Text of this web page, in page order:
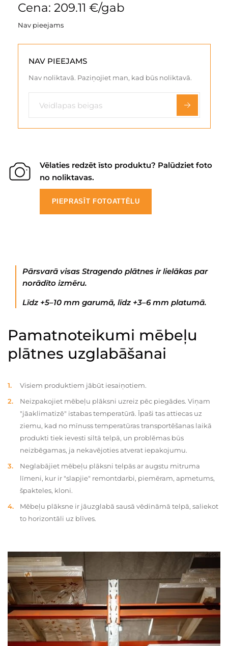
Cena: 209.11 €/gab
Nav pieejams
NAV PIEEJAMS
Nav noliktavā. Paziņojiet man, kad būs noliktavā.
Vēlaties redzēt īsto produktu? Palūdziet foto
no noliktavas.
PIEPRASĪT FOTOATTĒLU
Pārsvarā visas Stragendo plātnes ir lielākas par
norādīto izmēru.
Līdz +5–10 mm garumā, līdz +3–6 mm platumā.
Pamatnoteikumi mēbeļu
plātnes uzglabāšanai
Visiem produktiem jābūt iesaiņotiem.
Neizpakojiet mēbeļu plāksni uzreiz pēc piegādes. Viņam
"jāaklimatizē" istabas temperatūrā. Īpaši tas attiecas uz
ziemu, kad no mīnuss temperatūras transportēšanas laikā
produkti tiek ievesti siltā telpā, un problēmas būs
neizbēgamas, ja nekavējoties atverat iepakojumu.
Neglabājiet mēbeļu plāksni telpās ar augstu mitruma
līmeni, kur ir "slapjie" remontdarbi, piemēram, apmetums,
špakteles, kloni.
Mēbeļu plāksne ir jāuzglabā sausā vēdināmā telpā, saliekot
to horizontāli uz blīves.